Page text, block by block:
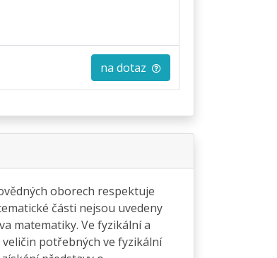
na dotaz
oborech respektuje
části nejsou uvedeny
matematiky. Ve fyzikální a
potřebných ve fyzikální